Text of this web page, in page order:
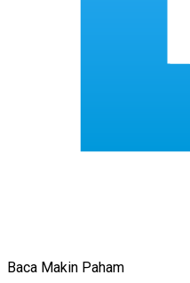
Baca Makin Paham